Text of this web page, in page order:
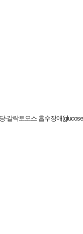
-갈락토오스 흡수장애